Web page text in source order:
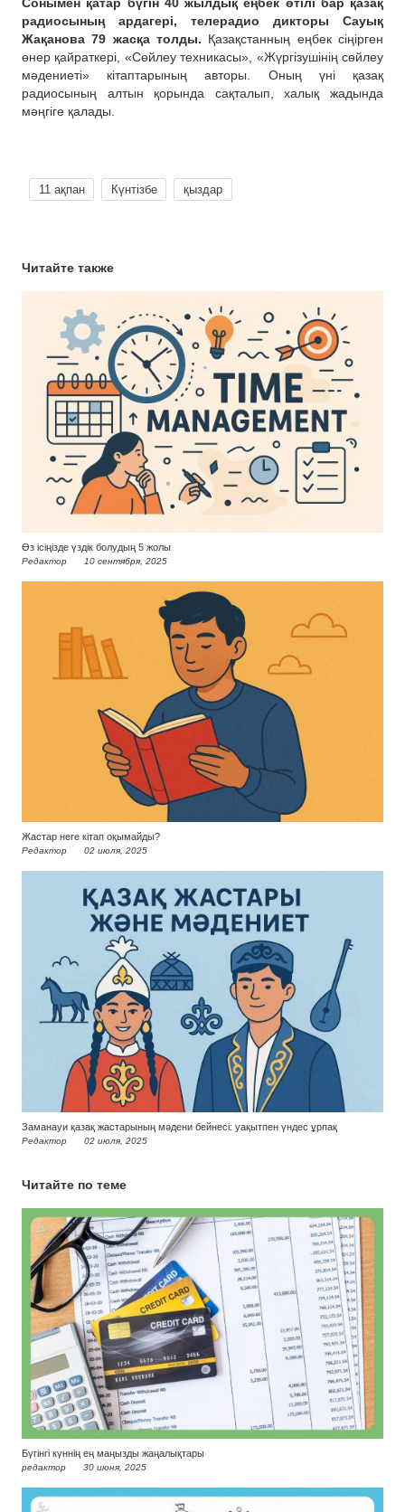
радиосының ардагері, телерадио дикторы Сауық
Жақанова 79 жасқа толды. Қазақстанның еңбек сіңірген
өнер қайраткері, «Сөйлеу техникасы», «Жүргізушінің сөйлеу
мәдениеті» кітаптарының авторы. Оның үні қазақ
радиосының алтын қорында сақталып, халық жадында
мәңгіге қалады.
11 ақпан Күнтізбе қыздар
Читайте также
Өз ісіңізде үздік болудың 5 жолы
Редактор 10 сентября, 2025
Жастар неге кітап оқымайды?
Редактор 02 июля, 2025
Заманауи қазақ жастарының мәдени бейнесі: уақытпен үндес ұрпақ
Редактор 02 июля, 2025
Читайте по теме
Бүгінгі күннің ең маңызды жаңалықтары
редактор 30 июня, 2025